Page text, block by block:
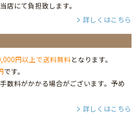
店にて負担致します。
詳しくはこちら
円以上で送料無料となります。
です。
数料がかかる場合がございます。予め
詳しくはこちら